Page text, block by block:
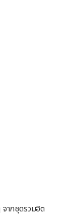
ากชุดรวมฮิต